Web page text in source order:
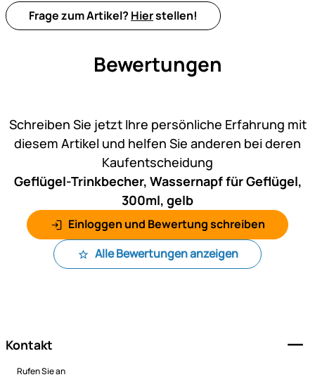
Frage zum Artikel? Hierstellen!
Bewertungen
Schreiben Sie jetzt Ihre persönliche Erfahrung mit
diesem Artikel und helfen Sie anderen bei deren
Kaufentscheidung
Geflügel-Trinkbecher, Wassernapf für Geflügel,
300ml, gelb
Einloggen und Bewertung schreiben
Alle Bewertungen anzeigen
Kontakt
Rufen Sie an